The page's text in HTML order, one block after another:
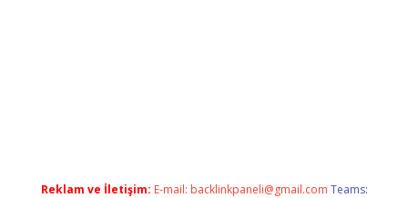
Reklam ve İletişim: E-mail: backlinkpaneli@gmail.com Teams: